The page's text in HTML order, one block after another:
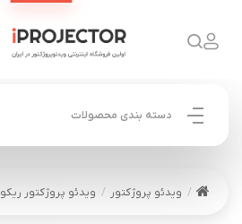
دسته بندی محصولات
ویدئو پروژکتور ویدئو پروژکتور ریکو RICOH PJ S2440